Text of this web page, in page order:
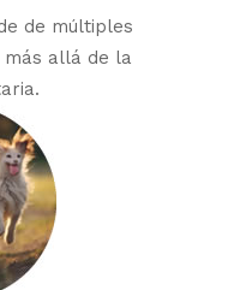
de múltiples
más allá de la